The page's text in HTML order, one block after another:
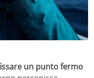
un punto fermo